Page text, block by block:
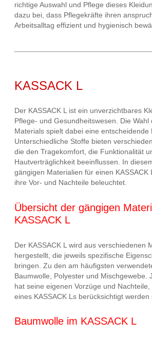
richtige Auswahl und Pflege dieses
dazu bei, dass Pflegekräfte ihren
Arbeitsalltag effizient und hygienisch
KASSACK L
Der KASSACK L ist ein unverzichtbares
Pflege- und Gesundheitswesen. Die Wahl
Materials spielt dabei eine entscheidende
Unterschiedliche Stoffe bieten
die den Tragekomfort, die Funktionalität
Hautverträglichkeit beeinflussen. In
gängigen Materialien für einen KASSACK
ihre Vor- und Nachteile beleuchtet.
Übersicht der gängigen
KASSACK L
Der KASSACK L wird aus verschiedenen
hergestellt, die jeweils spezifische
bringen. Zu den am häufigsten
Baumwolle, Polyester und Mischgewebe.
hat seine eigenen Vorzüge und
eines KASSACK Ls berücksichtigt werden
Baumwolle im KASSACK L